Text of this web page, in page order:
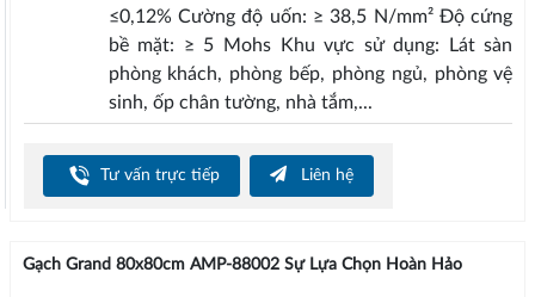
≤0,12% Cường độ uốn: ≥ 38,5 N/mm² Độ cứng
bề mặt: ≥ 5 Mohs Khu vực sử dụng: Lát sàn
phòng khách, phòng bếp, phòng ngủ, phòng vệ
sinh, ốp chân tường, nhà tắm,...
Tư vấn trực tiếp Liên hệ
Gạch Grand 80x80cm AMP-88002 Sự Lựa Chọn Hoàn Hảo